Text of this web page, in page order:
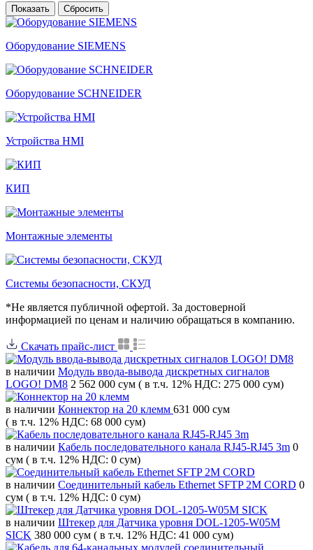
Оборудование SIEMENS
Оборудование SCHNEIDER
Устройства HMI
КИП
Монтажные элементы
Системы безопасности, СКУД
*Не является публичной офертой. За достоверной
информацией по ценам и наличию обращаться в компанию.
Скачать прайс-лист
в наличии Модуль ввода-вывода дискретных сигналов
LOGO! DM8 2 562 000 сум ( в т.ч. 12% НДС: 275 000 сум)
в наличии Коннектор на 20 клемм 631 000 сум
( в т.ч. 12% НДС: 68 000 сум)
в наличии Кабель последовательного канала RJ45-RJ45 3m 0
сум ( в т.ч. 12% НДС: 0 сум)
в наличии Соединительный кабель Ethernet SFTP 2M CORD 0
сум ( в т.ч. 12% НДС: 0 сум)
в наличии Штекер для Датчика уровня DOL-1205-W05M
SICK 380 000 сум ( в т.ч. 12% НДС: 41 000 сум)